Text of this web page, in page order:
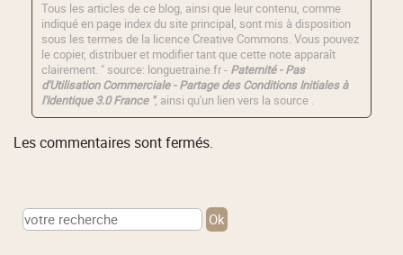
Tous les articles de ce blog, ainsi que leur contenu, comme
indiqué en page index du site principal, sont mis à disposition
sous les termes de la licence Creative Commons. Vous pouvez
le copier, distribuer et modifier tant que cette note apparaît
clairement. " source: longuetraine.fr - Paternité - Pas
d'Utilisation Commerciale - Partage des Conditions Initiales à
l'Identique 3.0 France ", ainsi qu'un lien vers la source .
Les commentaires sont fermés.